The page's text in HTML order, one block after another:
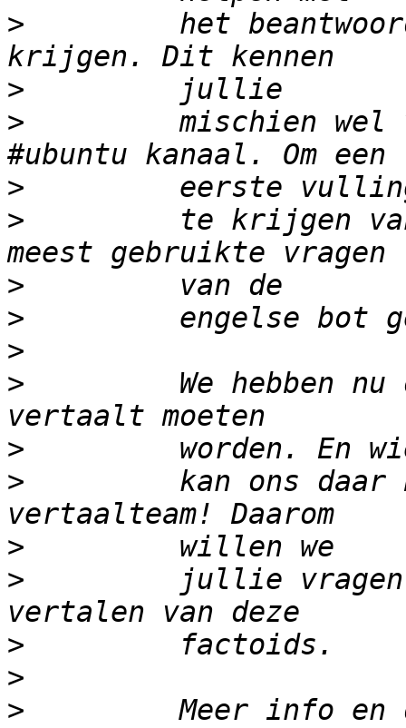
>
het
>
>
mischien wel
>
>
te krijgen
>
>
>
>
We hebben nu
>
>
kan ons daar
>
>
jullie
>
>
>
Meer info en